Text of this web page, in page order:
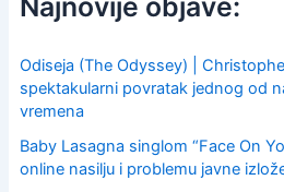
h
o
r
Odiseja (The Odyssey) |
spektakularni povratak jednog od
vremena
Baby Lasagna singlom “Face On
online nasilju i problemu javne